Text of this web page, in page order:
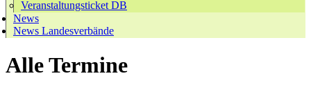
Veranstaltungsticket DB
News
News Landesverbände
Alle Termine